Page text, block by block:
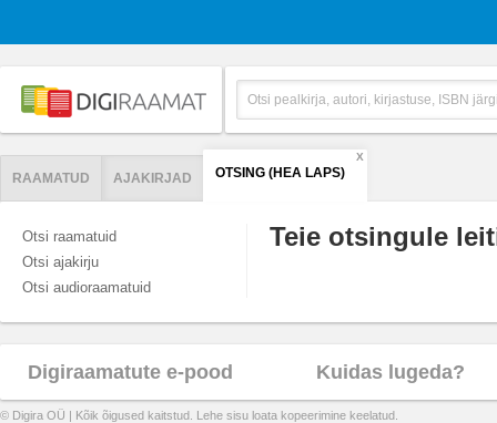
RAAMATUD AJAKIRJAD OTSING (HEA LAPS)
X
Otsi raamatuid
Otsi ajakirju
Otsi audioraamatuid
Teie otsingule
Digiraamatute e-pood Kuidas lugeda?
© Digira OÜ | Kõik õigused kaitstud. Lehe sisu loata kopeerimine keelatud.